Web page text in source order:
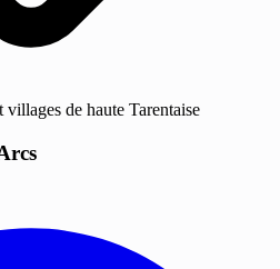
de haute Tarentaise